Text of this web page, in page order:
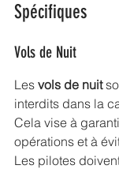
Spécifiques
Vols de Nuit
Les vols de nuit
interdits dans la
Cela vise à
opérations et à
Les pilotes